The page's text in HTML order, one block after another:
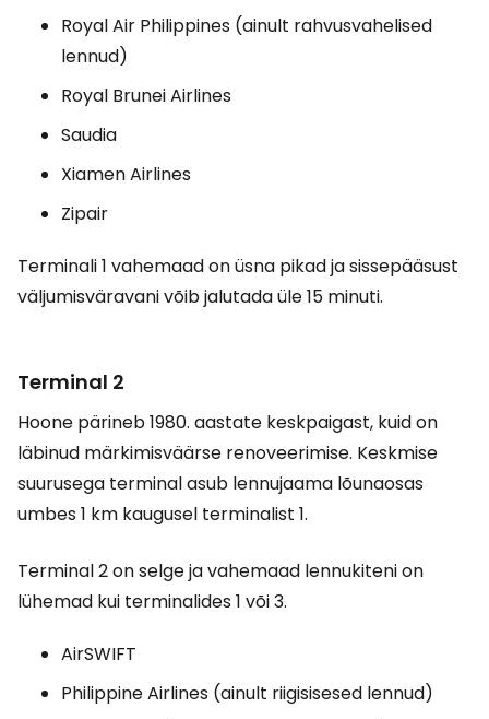
Royal Air Philippines (ainult rahvusvahelised
lennud)
Royal Brunei Airlines
Saudia
Xiamen Airlines
Zipair
Terminali 1 vahemaad on üsna pikad ja sissepääsust
väljumisväravani võib jalutada üle 15 minuti.
Terminal 2
Hoone pärineb 1980. aastate keskpaigast, kuid on
läbinud märkimisväärse renoveerimise. Keskmise
suurusega terminal asub lennujaama lõunaosas
umbes 1 km kaugusel terminalist 1.
Terminal 2 on selge ja vahemaad lennukiteni on
lühemad kui terminalides 1 või 3.
AirSWIFT
Philippine Airlines (ainult riigisisesed lennud)